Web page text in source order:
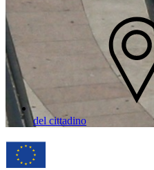
del cittadino